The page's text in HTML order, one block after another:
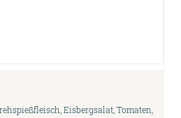
Eisbergsalat, Tomaten,